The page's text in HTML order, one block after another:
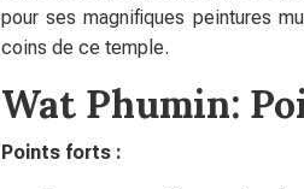
pour ses magnifiques peintures
coins de ce temple.
Wat Phumin:
Points forts :